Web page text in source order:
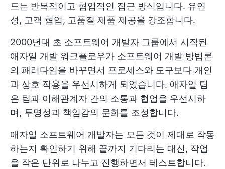
드는 반복적이고 협업적인 접근 방식입니다. 유연
성, 고객 협업, 고품질 제품 제공을 강조합니다.
2000년대 초 소프트웨어 개발자 그룹에서 시작된
애자일 개발 워크플로우가 소프트웨어 개발 방법론
의 패러다임을 바꾸면서 프로세스와 도구보다 개인
과 상호 작용을 우선시하게 되었습니다. 애자일 팀
은 팀과 이해관계자 간의 소통과 협업을 우선시하
며, 투명성과 책임감의 문화를 조성합니다.
애자일 소프트웨어 개발자는 모든 것이 제대로 작동
하는지 확인하기 위해 끝까지 기다리는 대신, 작업
을 작은 단위로 나누고 진행하면서 테스트합니다.